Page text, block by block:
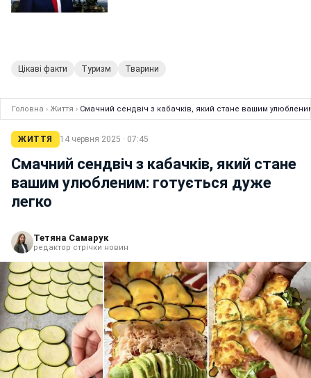
Цікаві факти Туризм Тварини
Головна › Життя › Смачний сендвіч з кабачків, який стане вашим
ЖИТТЯ 14 червня 2025 · 07:45
Смачний сендвіч з кабачків, який стане
вашим улюбленим: готується дуже
легко
Тетяна Самарук
редактор стрічки новин